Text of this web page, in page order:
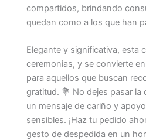
compartidos, brindando
quedan como a los que han
Elegante y significativa, esta
ceremonias, y se convierte
para aquellos que buscan
gratitud. 💐 No dejes pasar la
un mensaje de cariño y
sensibles. ¡Haz tu pedido
gesto de despedida en un